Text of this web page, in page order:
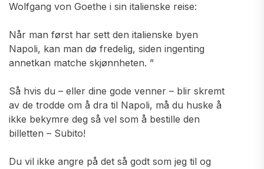
Wolfgang von Goethe i sin italienske reise:
Når man først har sett den italienske byen
Napoli, kan man dø fredelig, siden ingenting
annetkan matche skjønnheten. ”
Så hvis du – eller dine gode venner – blir skremt
av de trodde om å dra til Napoli, må du huske å
ikke bekymre deg så vel som å bestille den
billetten – Subito!
Du vil ikke angre på det så godt som jeg til og